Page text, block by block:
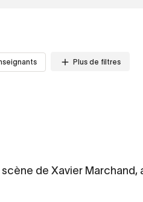
Plus de filtres
de Xavier